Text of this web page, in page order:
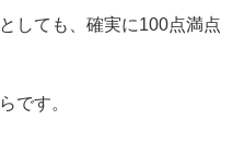
しても、確実に100点満点
です。